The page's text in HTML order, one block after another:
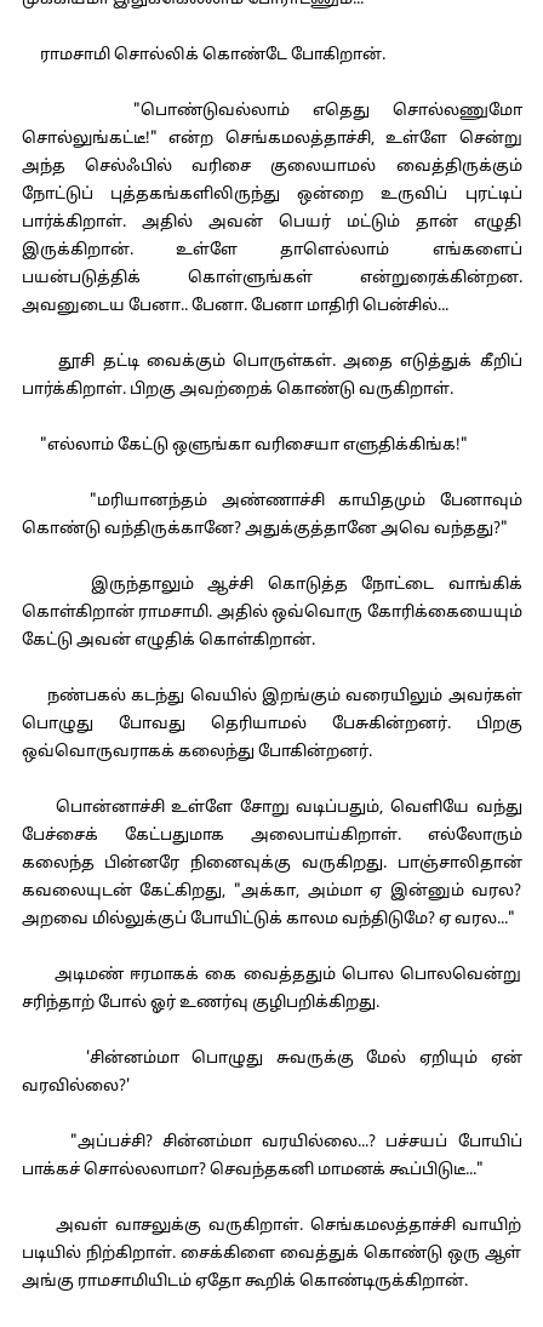
ராமசாமி சொல்லிக் கொண்டே போகிறான்.
"பொண்டுவல்லாம் எதெது சொல்லணுமோ
சொல்லுங்கட்டீ!" என்ற செங்கமலத்தாச்சி, உள்ளே சென்று
அந்த செல்ஃபில் வரிசை குலையாமல் வைத்திருக்கும்
நோட்டுப் புத்தகங்களிலிருந்து ஒன்றை உருவிப் புரட்டிப்
பார்க்கிறாள். அதில் அவன் பெயர் மட்டும் தான் எழுதி
இருக்கிறான். உள்ளே தாளெல்லாம் எங்களைப்
பயன்படுத்திக் கொள்ளுங்கள் என்றுரைக்கின்றன.
அவனுடைய பேனா.. பேனா. பேனா மாதிரி பென்சில்...
தூசி தட்டி வைக்கும் பொருள்கள். அதை எடுத்துக் கீறிப்
பார்க்கிறாள். பிறகு அவற்றைக் கொண்டு வருகிறாள்.
"எல்லாம் கேட்டு ஒளுங்கா வரிசையா எளுதிக்கிங்க!"
"மரியானந்தம் அண்ணாச்சி காயிதமும் பேனாவும்
கொண்டு வந்திருக்கானே? அதுக்குத்தானே அவெ வந்தது?"
இருந்தாலும் ஆச்சி கொடுத்த நோட்டை வாங்கிக்
கொள்கிறான் ராமசாமி. அதில் ஒவ்வொரு கோரிக்கையையும்
கேட்டு அவன் எழுதிக் கொள்கிறான்.
நண்பகல் கடந்து வெயில் இறங்கும் வரையிலும் அவர்கள்
பொழுது போவது தெரியாமல் பேசுகின்றனர். பிறகு
ஒவ்வொருவராகக் கலைந்து போகின்றனர்.
பொன்னாச்சி உள்ளே சோறு வடிப்பதும், வெளியே வந்து
பேச்சைக் கேட்பதுமாக அலைபாய்கிறாள். எல்லோரும்
கலைந்த பின்னரே நினைவுக்கு வருகிறது. பாஞ்சாலிதான்
கவலையுடன் கேட்கிறது, "அக்கா, அம்மா ஏ இன்னும் வரல?
அறவை மில்லுக்குப் போயிட்டுக் காலம வந்திடுமே? ஏ வரல..."
அடிமண் ஈரமாகக் கை வைத்ததும் பொல பொலவென்று
சரிந்தாற் போல் ஓர் உணர்வு குழிபறிக்கிறது.
'சின்னம்மா பொழுது சுவருக்கு மேல் ஏறியும் ஏன்
வரவில்லை?'
"அப்பச்சி? சின்னம்மா வரயில்லை...? பச்சயப் போயிப்
பாக்கச் சொல்லலாமா? செவந்தகனி மாமனக் கூப்பிடுடீ..."
அவள் வாசலுக்கு வருகிறாள். செங்கமலத்தாச்சி வாயிற்
படியில் நிற்கிறாள். சைக்கிளை வைத்துக் கொண்டு ஒரு ஆள்
அங்கு ராமசாமியிடம் ஏதோ கூறிக் கொண்டிருக்கிறான்.